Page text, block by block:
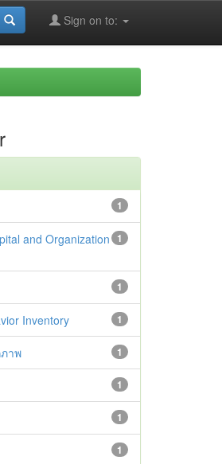
Sign on to:
1
1
and Organization
1
1
Inventory
1
าพ
1
1
1